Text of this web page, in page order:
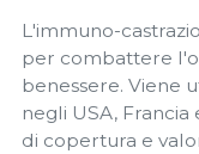
L'immuno-
per combattere
benessere. Viene
negli USA,
di copertura e